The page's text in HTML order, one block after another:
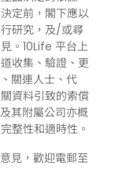
定前，閣下應以
研究，及/或尋
。10Life 平台上
收集、驗證、更
關連人士、代
資料引致的索償
其附屬公司亦概
整性和適時性。
見，歡迎電郵至